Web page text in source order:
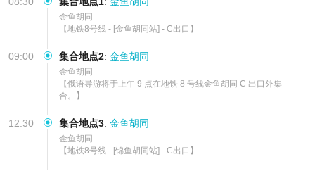
金鱼胡同
【地铁8号线 - [金鱼胡同站] - C出口】
09:00 集合地点2: 金鱼胡同
金鱼胡同
【俄语导游将于上午 9 点在地铁 8 号线金鱼胡同 C 出口外集
合。】
12:30 集合地点3: 金鱼胡同
金鱼胡同
【地铁8号线 - [锦鱼胡同站] - C出口】